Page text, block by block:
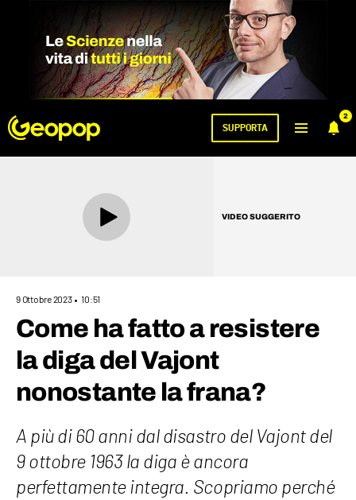
2
SUPPORTA
VIDEO SUGGERITO
9 Ottobre 2023 10:51
Come ha fatto a resistere
la diga del Vajont
nonostante la frana?
A più di 60 anni dal disastro del Vajont del
9 ottobre 1963 la diga è ancora
perfettamente integra. Scopriamo perché